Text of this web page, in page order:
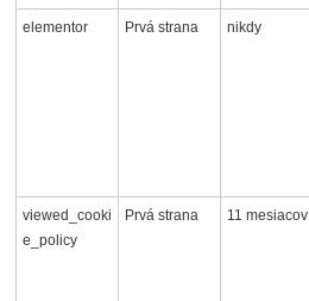
elementor Prvá strana nikdy
viewed_cooki
e_policy
Prvá strana 11 mesiacov